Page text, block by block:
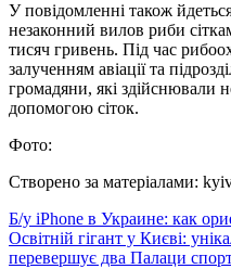
У повідомленні також
незаконний вилов риби
тисяч гривень. Під час
залученням авіації та
громадяни, які здійснювали
допомогою сіток.
Фото:
Створено за матеріалами:
Навігація
записів
Б/у iPhone в Украине: как
Освітній гігант у Києві:
перевершує два Палаци